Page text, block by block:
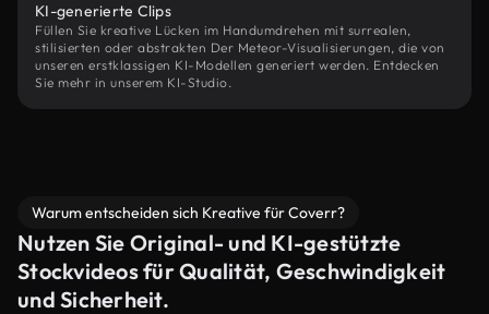
KI-generierte Clips
Füllen Sie kreative Lücken im Handumdrehen mit surrealen,
stilisierten oder abstrakten Der Meteor-Visualisierungen, die von
unseren erstklassigen KI-Modellen generiert werden. Entdecken
Sie mehr in unserem KI-Studio.
Warum entscheiden sich Kreative für Coverr?
Nutzen Sie Original- und KI-gestützte
Stockvideos für Qualität, Geschwindigkeit
und Sicherheit.